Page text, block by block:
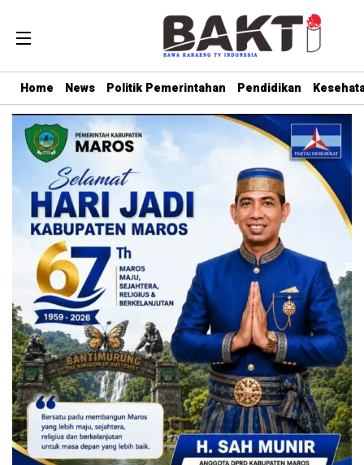
Home News Politik Pemerintahan Pendidikan